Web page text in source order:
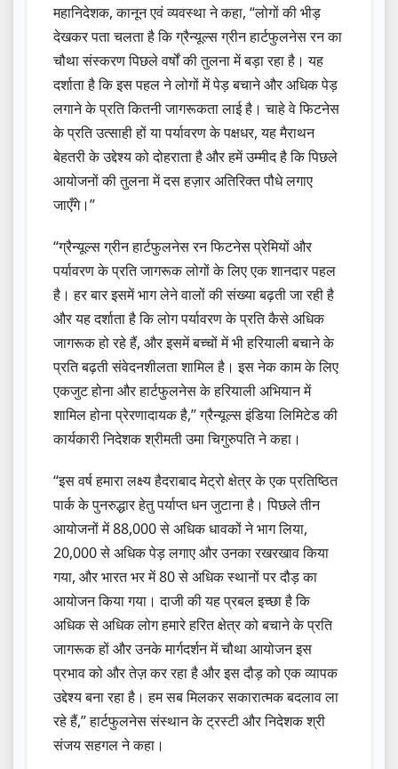
महानिदेशक, कानून एवं व्यवस्था ने कहा, “लोगों की भीड़
देखकर पता चलता है कि ग्रैन्यूल्स ग्रीन हार्टफुलनेस रन का
चौथा संस्करण पिछले वर्षों की तुलना में बड़ा रहा है। यह
दर्शाता है कि इस पहल ने लोगों में पेड़ बचाने और अधिक पेड़
लगाने के प्रति कितनी जागरूकता लाई है। चाहे वे फिटनेस
के प्रति उत्साही हों या पर्यावरण के पक्षधर, यह मैराथन
बेहतरी के उद्देश्य को दोहराता है और हमें उम्मीद है कि पिछले
आयोजनों की तुलना में दस हज़ार अतिरिक्त पौधे लगाए
जाएँगे।”
“ग्रैन्यूल्स ग्रीन हार्टफुलनेस रन फिटनेस प्रेमियों और
पर्यावरण के प्रति जागरूक लोगों के लिए एक शानदार पहल
है। हर बार इसमें भाग लेने वालों की संख्या बढ़ती जा रही है
और यह दर्शाता है कि लोग पर्यावरण के प्रति कैसे अधिक
जागरूक हो रहे हैं, और इसमें बच्चों में भी हरियाली बचाने के
प्रति बढ़ती संवेदनशीलता शामिल है। इस नेक काम के लिए
एकजुट होना और हार्टफुलनेस के हरियाली अभियान में
शामिल होना प्रेरणादायक है,” ग्रैन्यूल्स इंडिया लिमिटेड की
कार्यकारी निदेशक श्रीमती उमा चिगुरुपति ने कहा।
“इस वर्ष हमारा लक्ष्य हैदराबाद मेट्रो क्षेत्र के एक प्रतिष्ठित
पार्क के पुनरुद्धार हेतु पर्याप्त धन जुटाना है। पिछले तीन
आयोजनों में 88,000 से अधिक धावकों ने भाग लिया,
20,000 से अधिक पेड़ लगाए और उनका रखरखाव किया
गया, और भारत भर में 80 से अधिक स्थानों पर दौड़ का
आयोजन किया गया। दाजी की यह प्रबल इच्छा है कि
अधिक से अधिक लोग हमारे हरित क्षेत्र को बचाने के प्रति
जागरूक हों और उनके मार्गदर्शन में चौथा आयोजन इस
प्रभाव को और तेज़ कर रहा है और इस दौड़ को एक व्यापक
उद्देश्य बना रहा है। हम सब मिलकर सकारात्मक बदलाव ला
रहे हैं,” हार्टफुलनेस संस्थान के ट्रस्टी और निदेशक श्री
संजय सहगल ने कहा।